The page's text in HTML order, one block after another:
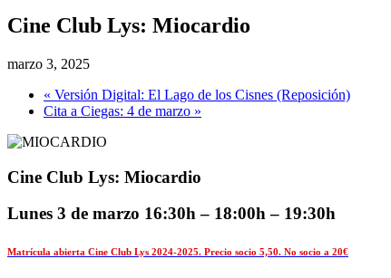
Cine Club Lys: Miocardio
marzo 3, 2025
« Versión Digital: El Lago de los Cisnes (Reposición)
Cita a Ciegas: 4 de marzo »
Cine Club Lys: Miocardio
Lunes 3 de marzo 16:30h – 18:00h – 19:30h
Matrícula abierta Cine Club Lys 2024-2025. Precio socio 5,50. No socio a 20€